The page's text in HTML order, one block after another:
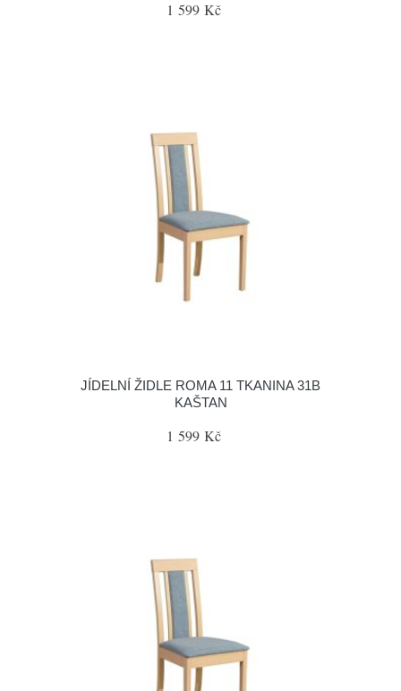
1 599 Kč
JÍDELNÍ ŽIDLE ROMA 11 TKANINA 31B
KAŠTAN
1 599 Kč